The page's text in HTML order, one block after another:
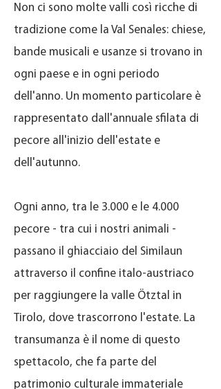
Non ci sono molte valli così ricche di
tradizione come la Val Senales: chiese,
bande musicali e usanze si trovano in
ogni paese e in ogni periodo
dell'anno. Un momento particolare è
rappresentato dall'annuale sfilata di
pecore all'inizio dell'estate e
dell'autunno.
Ogni anno, tra le 3.000 e le 4.000
pecore - tra cui i nostri animali -
passano il ghiacciaio del Similaun
attraverso il confine italo-austriaco
per raggiungere la valle Ötztal in
Tirolo, dove trascorrono l'estate. La
transumanza è il nome di questo
spettacolo, che fa parte del
patrimonio culturale immateriale